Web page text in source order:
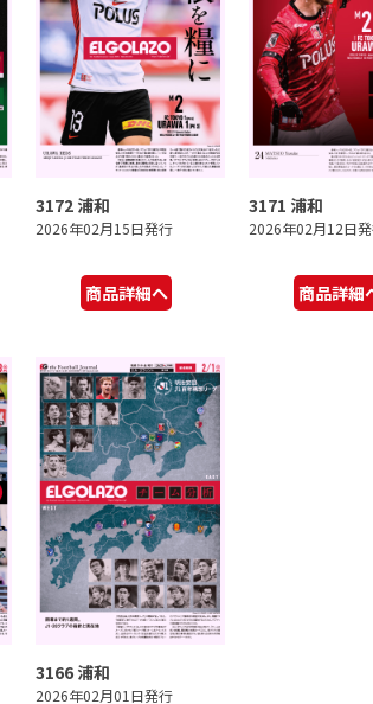
3172 浦和
2026年02月15日発行
商品詳細へ
3171 浦和
2026年02月12日
商品詳細
3166 浦和
2026年02月01日発行